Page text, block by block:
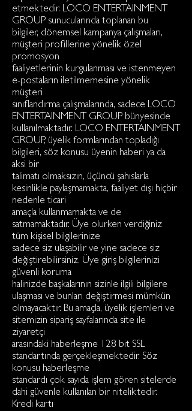
etmektedir. LOCO ENTERTAINMENT
GROUP sunucularında toplanan bu
bilgiler, dönemsel kampanya çalışmaları,
müşteri profillerine yönelik özel
promosyon
faaliyetlerinin kurgulanması ve istenmeyen
e-postaların iletilmemesine yönelik
müşteri
sınıflandırma çalışmalarında, sadece LOCO
ENTERTAINMENT GROUP bünyesinde
kullanılmaktadır. LOCO ENTERTAINMENT
GROUP, üyelik formlarından topladığı
bilgileri, söz konusu üyenin haberi ya da
aksi bir
talimatı olmaksızın, üçüncü şahıslarla
kesinlikle paylaşmamakta, faaliyet dışı hiçbir
nedenle ticari
amaçla kullanmamakta ve de
satmamaktadır. Üye olurken verdiğiniz
tüm kişisel bilgilerinize
sadece siz ulaşabilir ve yine sadece siz
değiştirebilirsiniz. Üye giriş bilgilerinizi
güvenli koruma
halinizde başkalarının sizinle ilgili bilgilere
ulaşması ve bunları değiştirmesi mümkün
olmayacaktır. Bu amaçla, üyelik işlemleri ve
sitemizin sipariş sayfalarında site ile
ziyaretçi
arasındaki haberleşme 128 bit SSL
standartında gerçekleşmektedir. Söz
konusu haberleşme
standardı çok sayıda işlem gören sitelerde
dahi güvenle kullanılan bir niteliktedir.
Kredi kartı